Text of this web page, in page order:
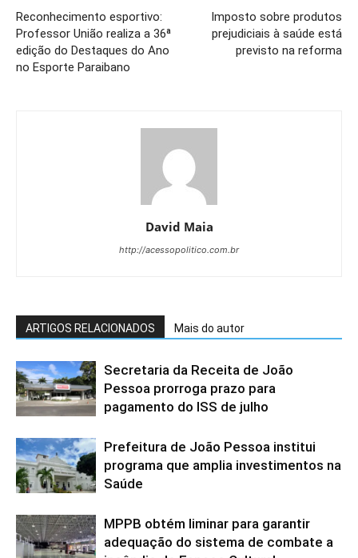
Reconhecimento esportivo:
Professor União realiza a 36ª
edição do Destaques do Ano
no Esporte Paraibano
Imposto sobre produtos
prejudiciais à saúde está
previsto na reforma
David Maia
http://acessopolitico.com.br
ARTIGOS RELACIONADOS Mais do autor
Secretaria da Receita de João
Pessoa prorroga prazo para
pagamento do ISS de julho
Prefeitura de João Pessoa institui
programa que amplia investimentos na
Saúde
MPPB obtém liminar para garantir
adequação do sistema de combate a